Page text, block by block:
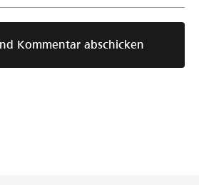
Kommentar abschicken